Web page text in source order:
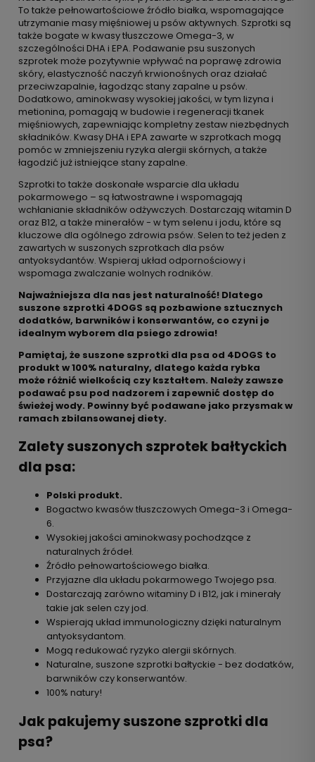
To także pełnowartościowe źródło białka, wspomagające
utrzymanie masy mięśniowej u psów aktywnych. Szprotki są
także bogate w kwasy tłuszczowe Omega-3, w
szczególności DHA i EPA. Podawanie psu suszonych
szprotek może pozytywnie wpływać na poprawę zdrowia
skóry, elastyczność naczyń krwionośnych oraz działać
przeciwzapalnie, łagodząc stany zapalne u psów.
Dodatkowo, aminokwasy wysokiej jakości, w tym lizyna i
metionina, pomagają w budowie i regeneracji tkanek
mięśniowych, zapewniając kompletny zestaw niezbędnych
składników. Kwasy DHA i EPA zawarte w szprotkach mogą
pomóc w zmniejszeniu ryzyka alergii skórnych, a także
łagodzić już istniejące stany zapalne.
Szprotki to także doskonałe wsparcie dla układu
pokarmowego – są łatwostrawne i wspomagają
wchłanianie składników odżywczych. Dostarczają witamin D
oraz B12, a także minerałów - w tym selenu i jodu, które są
kluczowe dla ogólnego zdrowia psów. Selen to też jeden z
zawartych w suszonych szprotkach dla psów
antyoksydantów. Wspieraj układ odpornościowy i
wspomaga zwalczanie wolnych rodników.
Najważniejsza dla nas jest naturalność! Dlatego
suszone szprotki 4DOGS są pozbawione sztucznych
dodatków, barwników i konserwantów, co czyni je
idealnym wyborem dla psiego zdrowia!
Pamiętaj, że suszone szprotki dla psa od 4DOGS to
produkt w 100% naturalny, dlatego każda rybka
może różnić wielkością czy kształtem. Należy zawsze
podawać psu pod nadzorem i zapewnić dostęp do
świeżej wody. Powinny być podawane jako przysmak w
ramach zbilansowanej diety.
Zalety suszonych szprotek bałtyckich
dla psa:
Polski produkt.
Bogactwo kwasów tłuszczowych Omega-3 i Omega-
6.
Wysokiej jakości aminokwasy pochodzące z
naturalnych źródeł.
Źródło pełnowartościowego białka.
Przyjazne dla układu pokarmowego Twojego psa.
Dostarczają zarówno witaminy D i B12, jak i minerały
takie jak selen czy jod.
Wspierają układ immunologiczny dzięki naturalnym
antyoksydantom.
Mogą redukować ryzyko alergii skórnych.
Naturalne, suszone szprotki bałtyckie - bez dodatków,
barwników czy konserwantów.
100% natury!
Jak pakujemy suszone szprotki dla
psa?